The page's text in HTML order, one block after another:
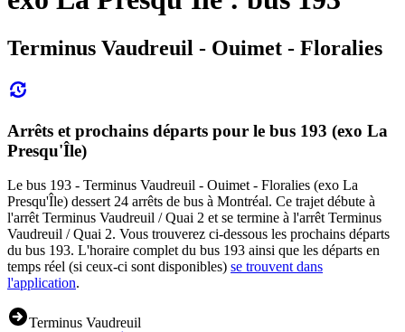
Terminus Vaudreuil - Ouimet - Floralies
Arrêts et prochains départs pour le bus 193 (exo La
Presqu'Île)
Le bus 193 - Terminus Vaudreuil - Ouimet - Floralies (exo La
Presqu'Île) dessert 24 arrêts de bus à Montréal. Ce trajet débute à
l'arrêt Terminus Vaudreuil / Quai 2 et se termine à l'arrêt Terminus
Vaudreuil / Quai 2. Vous trouverez ci-dessous les prochains départs
du bus 193. L'horaire complet du bus 193 ainsi que les départs en
temps réel (si ceux-ci sont disponibles) se trouvent dans
l'application.
Terminus Vaudreuil